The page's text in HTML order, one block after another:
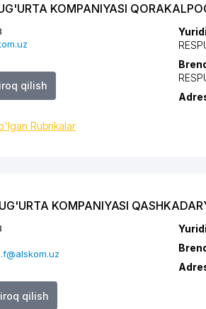
KOMPANIYASI
qilish
Rubrikalar
KOMPANIYASI
qilish